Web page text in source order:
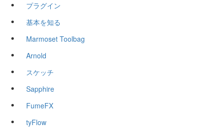
プラグイン
基本を知る
Marmoset Toolbag
Arnold
スケッチ
Sapphire
FumeFX
tyFlow